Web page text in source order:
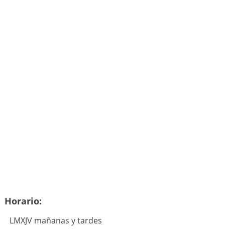
Horario:
LMXJV mañanas y tardes